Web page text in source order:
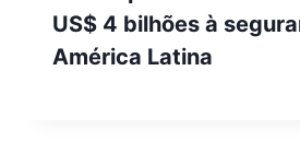
US$ 4 bilhões à
América Latina